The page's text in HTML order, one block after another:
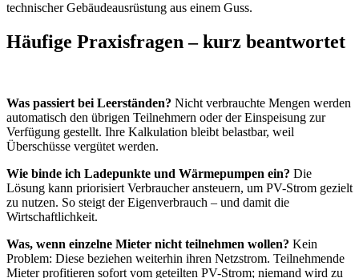
technischer Gebäudeausrüstung aus einem Guss.
Häufige Praxisfragen – kurz beantwortet
Was passiert bei Leerständen? Nicht verbrauchte Mengen werden
automatisch den übrigen Teilnehmern oder der Einspeisung zur
Verfügung gestellt. Ihre Kalkulation bleibt belastbar, weil
Überschüsse vergütet werden.
Wie binde ich Ladepunkte und Wärmepumpen ein? Die
Lösung kann priorisiert Verbraucher ansteuern, um PV-Strom gezielt
zu nutzen. So steigt der Eigenverbrauch – und damit die
Wirtschaftlichkeit.
Was, wenn einzelne Mieter nicht teilnehmen wollen? Kein
Problem: Diese beziehen weiterhin ihren Netzstrom. Teilnehmende
Mieter profitieren sofort vom geteilten PV-Strom; niemand wird zu